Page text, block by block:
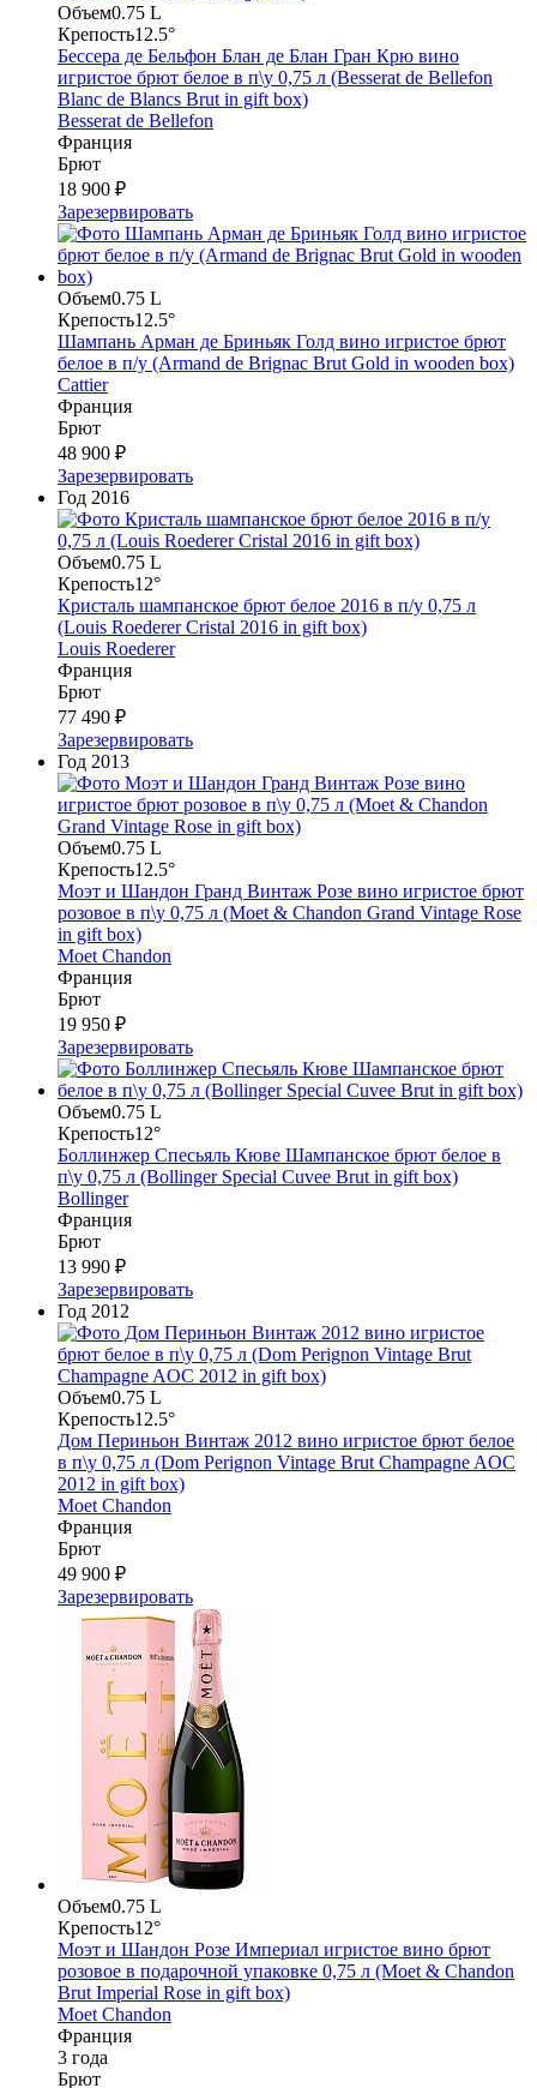
Объем0.75 L
Крепость12.5°
Бессера де Бельфон Блан де Блан Гран Крю вино
игристое брют белое в п\у 0,75 л (Besserat de Bellefon
Blanc de Blancs Brut in gift box)
Besserat de Bellefon
Франция
Брют
18 900 ₽
Зарезервировать
Объем0.75 L
Крепость12.5°
Шампань Арман де Бриньяк Голд вино игристое брют
белое в п/у (Armand de Brignac Brut Gold in wooden box)
Cattier
Франция
Брют
48 900 ₽
Зарезервировать
Год 2016
Объем0.75 L
Крепость12°
Кристаль шампанское брют белое 2016 в п/у 0,75 л
(Louis Roederer Cristal 2016 in gift box)
Louis Roederer
Франция
Брют
77 490 ₽
Зарезервировать
Год 2013
Объем0.75 L
Крепость12.5°
Моэт и Шандон Гранд Винтаж Розе вино игристое брют
розовое в п\у 0,75 л (Moet & Chandon Grand Vintage Rose
in gift box)
Moet Chandon
Франция
Брют
19 950 ₽
Зарезервировать
Объем0.75 L
Крепость12°
Боллинжер Спесьяль Кюве Шампанское брют белое в
п\у 0,75 л (Bollinger Special Cuvee Brut in gift box)
Bollinger
Франция
Брют
13 990 ₽
Зарезервировать
Год 2012
Объем0.75 L
Крепость12.5°
Дом Периньон Винтаж 2012 вино игристое брют белое
в п\у 0,75 л (Dom Perignon Vintage Brut Сhampagne AOC
2012 in gift box)
Moet Chandon
Франция
Брют
49 900 ₽
Зарезервировать
Объем0.75 L
Крепость12°
Моэт и Шандон Розе Империал игристое вино брют
розовое в подарочной упаковке 0,75 л (Moet & Chandon
Brut Imperial Rose in gift box)
Moet Chandon
Франция
3 года
Брют